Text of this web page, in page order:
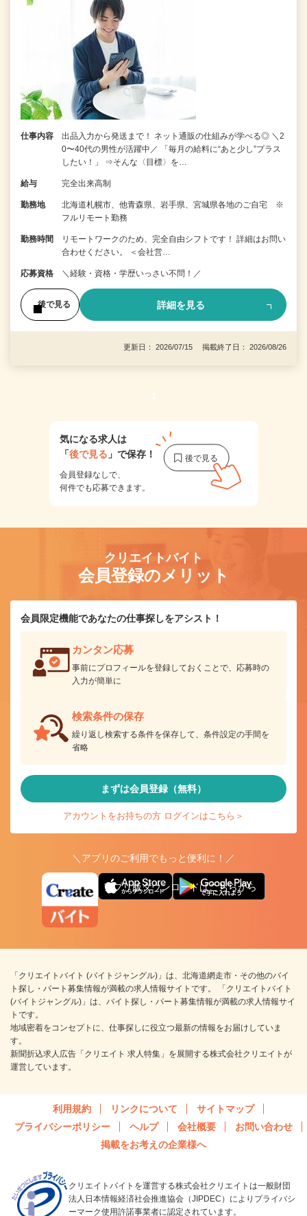
仕事内容
出品入力から発送まで！ ネット通販の仕組みが学べる◎ ＼2
0〜40代の男性が活躍中／ 「毎月の給料に“あと少し”プラス
したい！」 ⇒そんな〈目標〉を…
給与 完全出来高制
勤務地
北海道札幌市、他青森県、岩手県、宮城県各地のご自宅 ※
フルリモート勤務
勤務時間
リモートワークのため、完全自由シフトです！ 詳細はお問い
合わせください。 ＜会社営…
応募資格 ＼経験・資格・学歴いっさい不問！／
後で見る 詳細を見る
更新日： 2026/07/15 掲載終了日： 2026/08/26
1
気になる求人は
「後で見る 」で保存！
会員登録なしで、
何件でも応募できます。
クリエイトバイト
会員登録のメリット
会員限定機能であなたの仕事探しをアシスト！
カンタン応募
事前にプロフィールを登録しておくことで、応募時の
入力が簡単に
検索条件の保存
繰り返し検索する条件を保存して、条件設定の手間を
省略
まずは会員登録（無料）
アカウントをお持ちの方 ログインはこちら＞
＼アプリのご利用でもっと便利に！／
アプリ版ダウンロードはこちらから
「クリエイトバイト (バイトジャングル)」は、北海道網走市・その他のバイ
ト探し・パート募集情報が満載の求人情報サイトです。 「クリエイトバイト
(バイトジャングル)」は、バイト探し・パート募集情報が満載の求人情報サイ
トです。
地域密着をコンセプトに、仕事探しに役立つ最新の情報をお届けしていま
す。
新聞折込求人広告「クリエイト 求人特集」を展開する株式会社クリエイトが
運営しています。
利用規約 リンクについて
サイトマップ
プライバシーポリシー
ヘルプ 会社概要
お問い合わせ
掲載をお考えの企業様へ
クリエイトバイトを運営する株式会社クリエイトは一般財団
法人日本情報経済社会推進協会（JIPDEC）によりプライバシ
ーマーク使用許諾事業者に認定されています。